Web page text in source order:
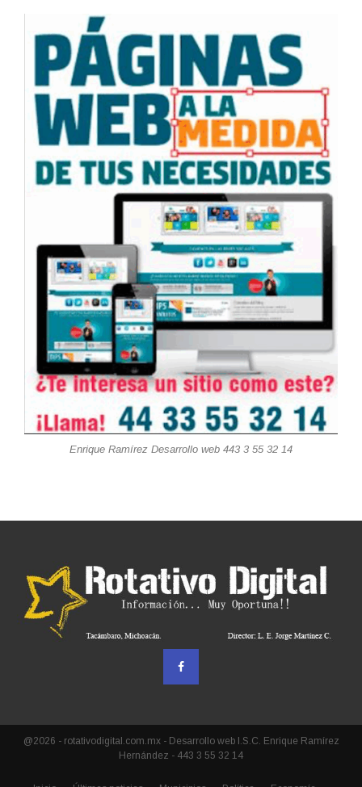
Enrique Ramírez Desarrollo web 443 3 55 32 14
@2026 - rotativodigital.com.mx - Desarrollo web I.S.C. Enrique Ramírez
Hernández - 443 3 55 32 14